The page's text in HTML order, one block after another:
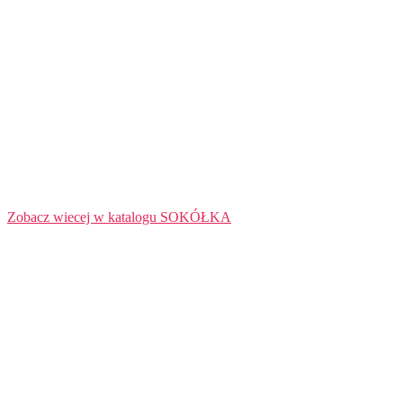
Zobacz wiecej w katalogu SOKÓŁKA